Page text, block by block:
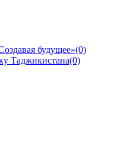
будущее»(0)
Таджикистана(0)